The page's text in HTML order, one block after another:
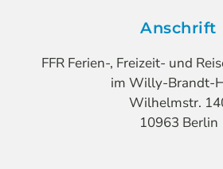
Anschrift
FFR Ferien-, Freizeit- und
im Willy-Brandt-
Wilhelmstr.
10963 Berlin